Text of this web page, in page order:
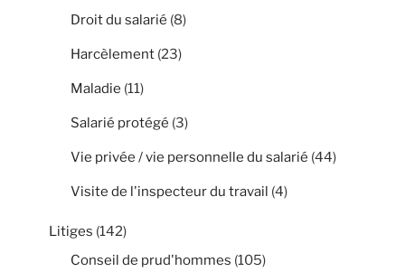
Droit du salarié (8)
Harcèlement (23)
Maladie (11)
Salarié protégé (3)
Vie privée / vie personnelle du salarié (44)
Visite de l'inspecteur du travail (4)
Litiges (142)
Conseil de prud'hommes (105)